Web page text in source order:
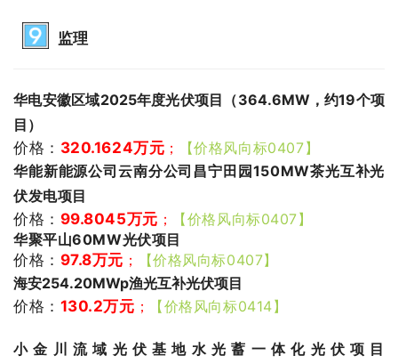
监理
华电安徽区域2025年度光伏项目（364.6MW，约19个项
目）
价格： 320.1624万元 ；
【价格风向标0407】
华能新能源公司云南分公司昌宁田园150MW茶光互补光
伏发电项目
价格： 99.8045万元 ；
【价格风向标0407】
华聚平山60MW光伏项目
价格： 97.8万元 ；
【价格风向标0407】
海安254.20MWp渔光互补光伏项目
价格： 130.2万元 ； 【价格风向标0414】
小金川流域光伏基地水光蓄一体化光伏项目